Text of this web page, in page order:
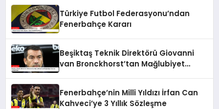
Türkiye Futbol Federasyonu’ndan
Fenerbahçe Kararı
Beşiktaş Teknik Direktörü Giovanni
van Bronckhorst’tan Mağlubiyet
Fenerbahçe’nin Milli Yıldızı İrfan Can
Kahveci’ye 3 Yıllık Sözleşme